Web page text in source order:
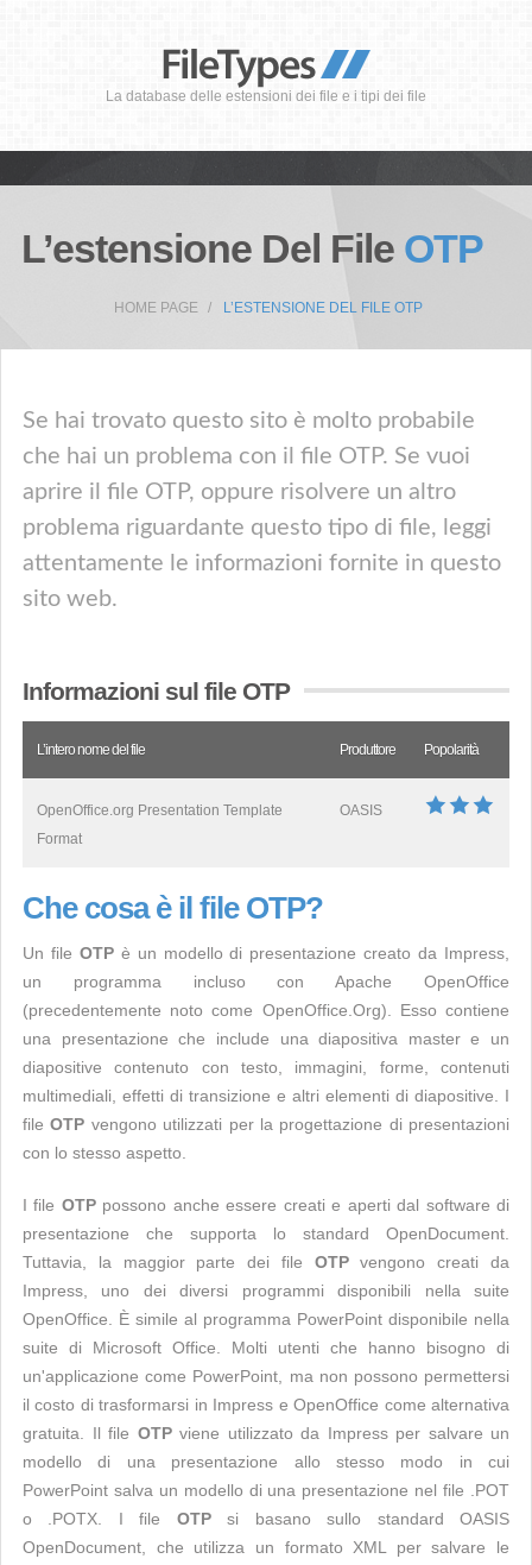
La database delle estensioni dei file e i tipi dei file
L’estensione Del File OTP
HOME PAGE L’ESTENSIONE DEL FILE OTP
Se hai trovato questo sito è molto probabile
che hai un problema con il file OTP. Se vuoi
aprire il file OTP, oppure risolvere un altro
problema riguardante questo tipo di file, leggi
attentamente le informazioni fornite in questo
sito web.
Informazioni sul file OTP
L’intero nome del file Produttore Popolarità
OpenOffice.org Presentation Template
Format
OASIS
Che cosa è il file OTP?
Un file OTPè un modello di presentazione creato da Impress,
un programma incluso con Apache OpenOffice
(precedentemente noto come OpenOffice.Org). Esso contiene
una presentazione che include una diapositiva master e un
diapositive contenuto con testo, immagini, forme, contenuti
multimediali, effetti di transizione e altri elementi di diapositive. I
fileOTP vengono utilizzati per la progettazione di presentazioni
con lo stesso aspetto.
I file OTPpossono anche essere creati e aperti dal software di
presentazione che supporta lo standard OpenDocument.
Tuttavia, la maggior parte dei file OTPvengono creati da
Impress, uno dei diversi programmi disponibili nella suite
OpenOffice. È simile al programma PowerPoint disponibile nella
suite di Microsoft Office. Molti utenti che hanno bisogno di
un'applicazione come PowerPoint, ma non possono permettersi
il costo di trasformarsi in Impress e OpenOffice come alternativa
gratuita. Il file OTPviene utilizzato da Impress per salvare un
modello di una presentazione allo stesso modo in cui
PowerPoint salva un modello di una presentazione nel file .POT
o .POTX. I file OTPsi basano sullo standard OASIS
OpenDocument, che utilizza un formato XML per salvare le